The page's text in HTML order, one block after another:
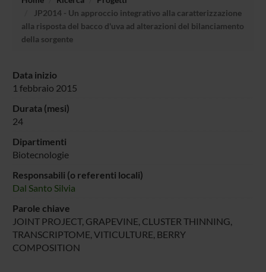
JP2014 - Un approccio integrativo alla caratterizzazione
alla risposta del bacco d'uva ad alterazioni del bilanciamento
della sorgente
Data inizio
1 febbraio 2015
Durata (mesi)
24
Dipartimenti
Biotecnologie
Responsabili (o referenti locali)
Dal Santo Silvia
Parole chiave
JOINT PROJECT, GRAPEVINE, CLUSTER THINNING,
TRANSCRIPTOME, VITICULTURE, BERRY
COMPOSITION